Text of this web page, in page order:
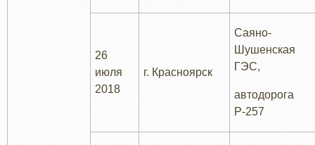
26
июля
2018
г. Красноярск
Саяно-
Шушенская
ГЭС,
автодорога
Р-257